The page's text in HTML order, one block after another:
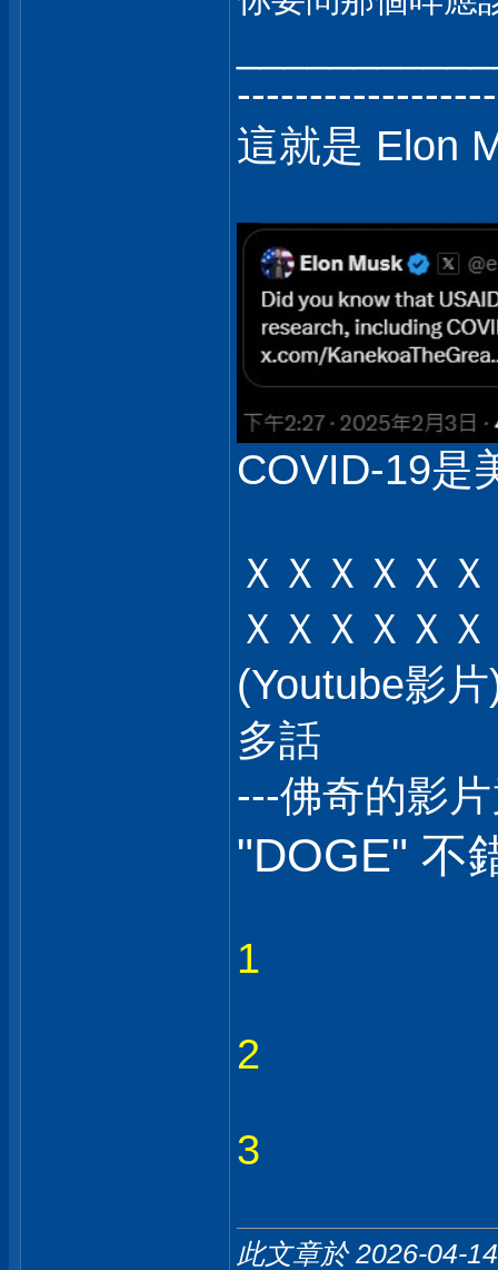
這就是 Elon
COVID-19是
ＸＸＸＸＸ
ＸＸＸＸＸ
(Youtube影
多話
---佛奇的影
"DOGE" 不
1
2
3
此文章於 2026-04-